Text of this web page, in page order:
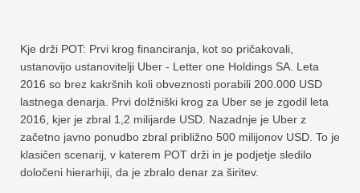
Kje drži POT: Prvi krog financiranja, kot so pričakovali,
ustanovijo ustanovitelji Uber - Letter one Holdings SA. Leta
2016 so brez kakršnih koli obveznosti porabili 200.000 USD
lastnega denarja. Prvi dolžniški krog za Uber se je zgodil leta
2016, kjer je zbral 1,2 milijarde USD. Nazadnje je Uber z
začetno javno ponudbo zbral približno 500 milijonov USD. To je
klasičen scenarij, v katerem POT drži in je podjetje sledilo
določeni hierarhiji, da je zbralo denar za širitev.